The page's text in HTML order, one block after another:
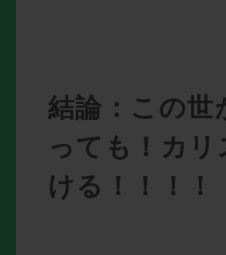
結論：この
っても！カ
ける！！！！